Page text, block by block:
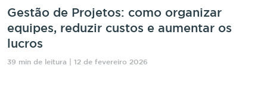
Gestão de Projetos: como organizar
equipes, reduzir custos e aumentar os
lucros
39 min de leitura | 12 de fevereiro 2026